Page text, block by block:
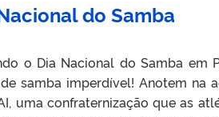
do Samba
o Dia Nacional do Samba em
samba imperdível! Anotem na
uma confraternização que as